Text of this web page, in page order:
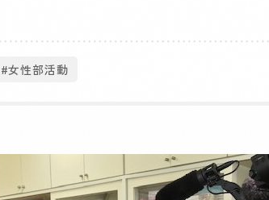
#女性部活動